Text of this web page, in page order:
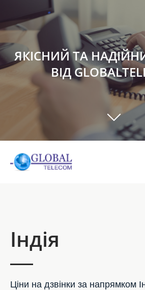
ЯКІСНИЙ ТА
ВІД
Індія
Ціни на дзвінки за напрямком